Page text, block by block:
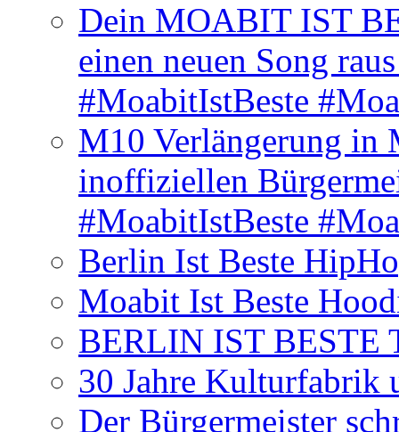
Dein MOABIT IST
einen neuen Song
#MoabitIstBeste
M10 Verlängerung in
inoffiziellen
#MoabitIstBeste
Berlin Ist Beste
Moabit Ist Beste
BERLIN IST BESTE
30 Jahre Kulturfabrik
Der Bürgermeister